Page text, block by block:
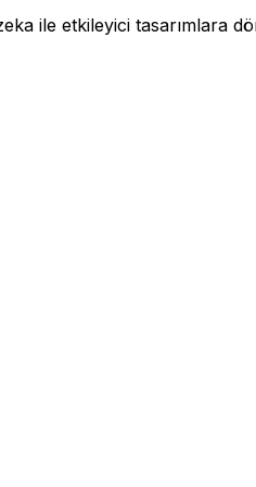
ile etkileyici tasarımlara